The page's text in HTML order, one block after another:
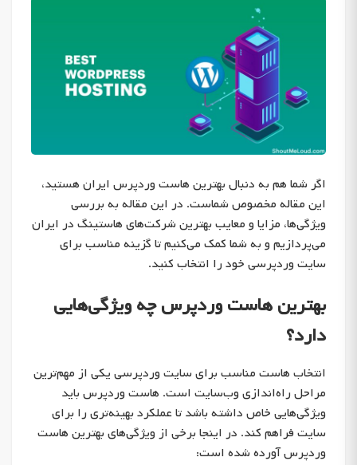
اگر شما هم به دنبال بهترین هاست وردپرس ایران هستید،
این مقاله مخصوص شماست. در این مقاله به بررسی
ویژگی‌ها، مزایا و معایب بهترین شرکت‌های هاستینگ در ایران
می‌پردازیم و به شما کمک می‌کنیم تا گزینه مناسب برای
سایت وردپرسی خود را انتخاب کنید.
بهترین هاست وردپرس چه ویژگی‌هایی
دارد؟
انتخاب هاست مناسب برای سایت وردپرسی یکی از مهم‌ترین
مراحل راه‌اندازی وب‌سایت است. هاست وردپرس باید
ویژگی‌هایی خاص داشته باشد تا عملکرد بهینه‌تری را برای
سایت فراهم کند. در اینجا برخی از ویژگی‌های بهترین هاست
وردپرس آورده شده است: